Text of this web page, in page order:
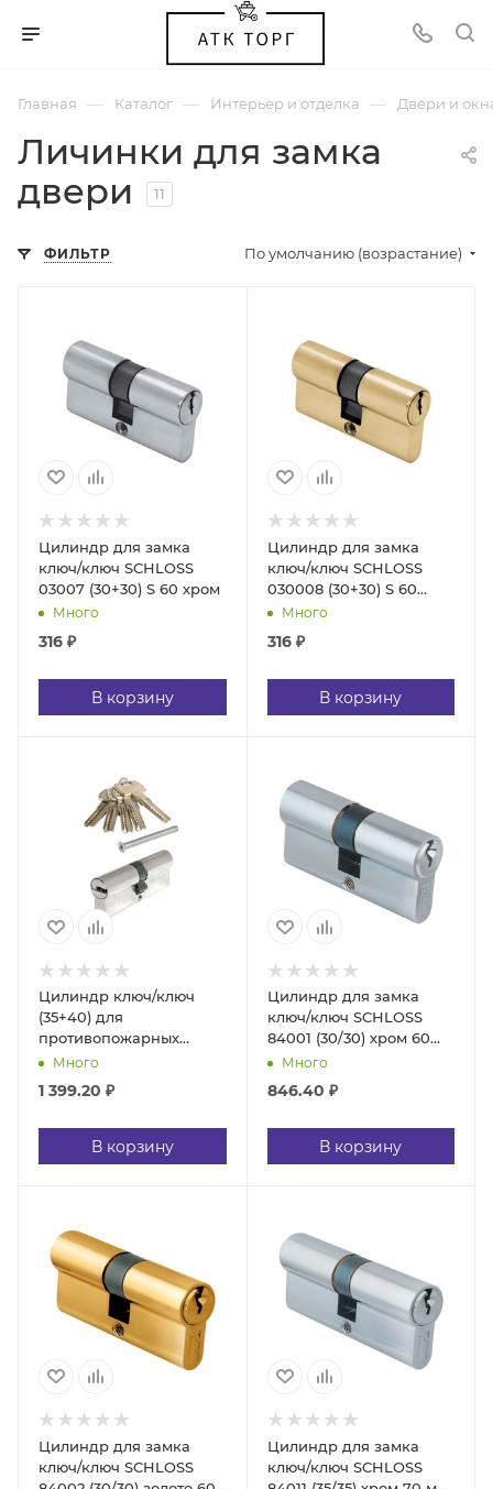
Главная — Каталог — Интерьер и отделка — Двери и
Личинки для замка
двери
11
ФИЛЬТР По умолчанию (возрастание)
Цилиндр для замка
ключ/ключ SCHLOSS
03007 (30+30) S 60 хром
Много
316 ₽
В корзину
Цилиндр для замка
ключ/ключ SCHLOSS
030008 (30+30) S 60
золото
Много
316₽
В корзину
Цилиндр ключ/ключ
(35+40) для
противопожарных
дверей никель
Много
1 399.20 ₽
В корзину
Цилиндр для замка
ключ/ключ SCHLOSS
84001 (30/30) хром 60
мм (10/50)
Много
846.40 ₽
В корзину
Цилиндр для замка
ключ/ключ SCHLOSS
Цилиндр для замка
ключ/ключ SCHLOSS